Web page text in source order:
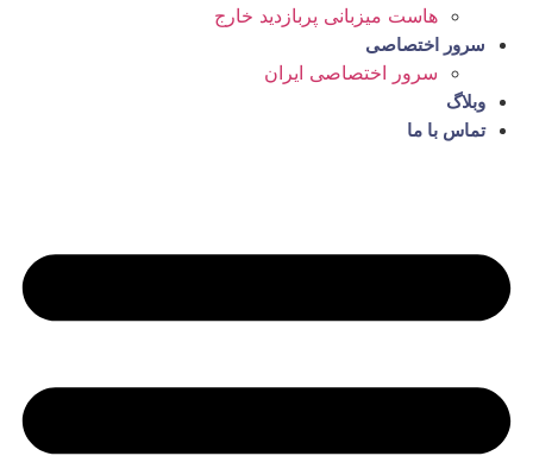
هاست میزبانی پربازدید خارج
سرور اختصاصی
سرور اختصاصی ایران
وبلاگ
تماس با ما